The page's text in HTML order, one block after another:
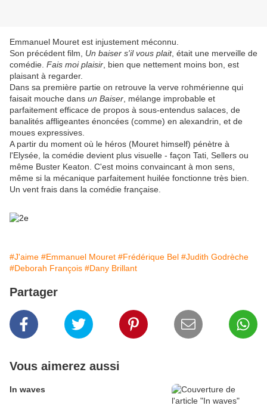
Emmanuel Mouret est injustement méconnu.
Son précédent film, Un baiser s'il vous plait, était une merveille de
comédie. Fais moi plaisir , bien que nettement moins bon, est
plaisant à regarder.
Dans sa première partie on retrouve la verve rohmérienne qui
faisait mouche dans un Baiser , mélange improbable et
parfaitement efficace de propos à sous-entendus salaces, de
banalités affligeantes énoncées (comme) en alexandrin, et de
moues expressives.
A partir du moment où le héros (Mouret himself) pénètre à
l'Elysée, la comédie devient plus visuelle - façon Tati, Sellers ou
même Buster Keaton. C'est moins convaincant à mon sens,
même si la mécanique parfaitement huilée fonctionne très bien.
Un vent frais dans la comédie française.
#J'aime #Emmanuel Mouret #Frédérique Bel #Judith Godrèche
#Deborah François #Dany Brillant
Partager
Vous aimerez aussi
In waves